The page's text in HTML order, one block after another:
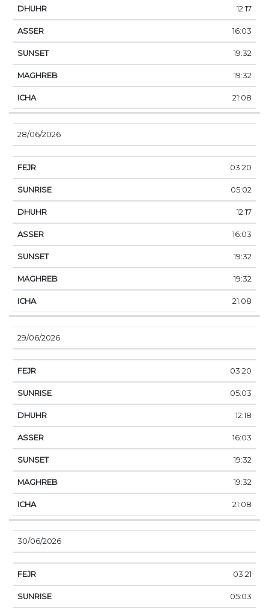
12:17
16:03
19:32
19:32
21:08
28/06/2026
03:20
05:02
12:17
16:03
19:32
19:32
21:08
29/06/2026
03:20
05:03
12:18
16:03
19:32
19:32
21:08
30/06/2026
03:21
05:03